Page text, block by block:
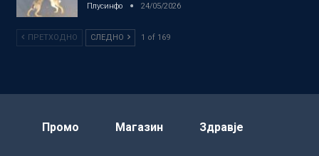
Плусинфо 24/05/2026
ПРЕТХОДНО СЛЕДНО 1 of 169
Промо Магазин Здравје